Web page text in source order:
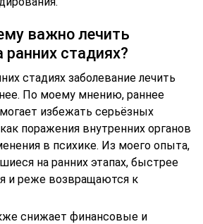
важно лечить
ранних стадиях?
стадиях заболевание лечить
По моему мнению, раннее
избежать серьёзных
поражения внутренних органов
в психике. Из моего опыта,
на ранних этапах, быстрее
и реже возвращаются к
снижает финансовые и